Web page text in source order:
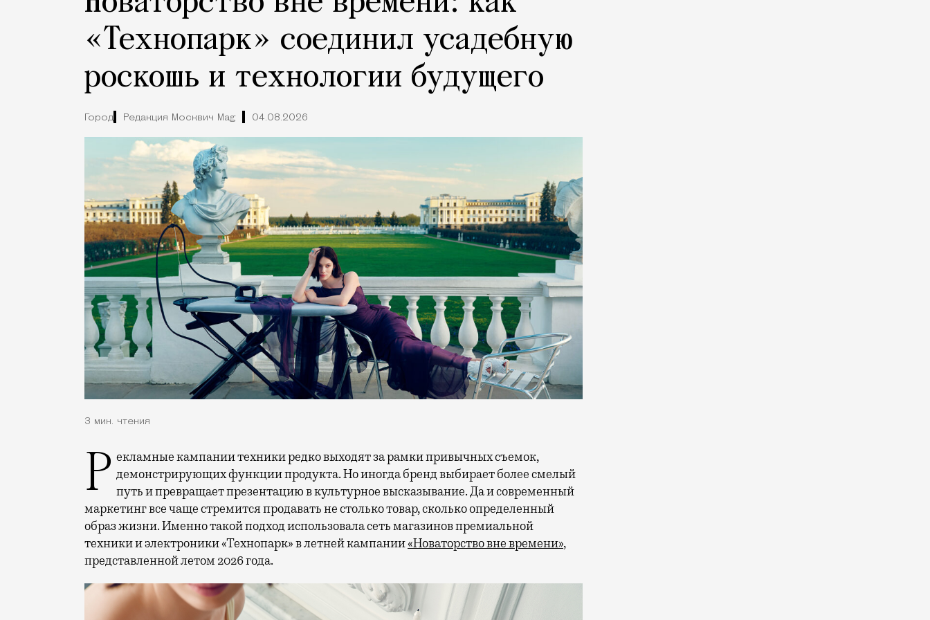
«Технопарк» соединил усадебную
роскошь и технологии будущего
Город Редакция Москвич Mag 04.08.2026
3 мин. чтения
Рекламные кампании техники редко выходят за рамки привычных съемок, демонстрирующих функции продукта. Но иногда бренд выбирает более смелый
путь и превращает презентацию в культурное высказывание. Да и современный
маркетинг все чаще стремится продавать не столько товар, сколько определенный
образ жизни. Именно такой подход использовала сеть магазинов премиальной
техники и электроники «Технопарк» в летней кампании«Новаторство вне времени»,
представленной летом 2026 года.